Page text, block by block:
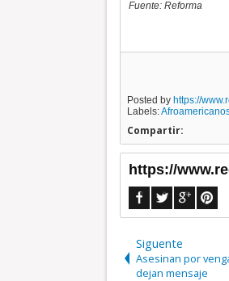
Fuente: Reforma
Posted by https://
Labels:
Compartir:
https://
Siguente
Asesinan por
dejan mensaje